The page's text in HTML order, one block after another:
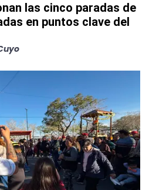
las cinco paradas de
en puntos clave del